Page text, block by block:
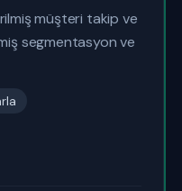
müşteri takip ve
segmentasyon ve